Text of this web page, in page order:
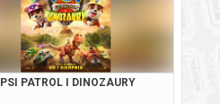
PSI PATROL I DINOZAURY